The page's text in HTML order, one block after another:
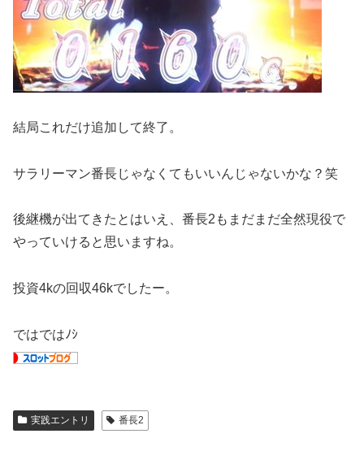
結局これだけ追加して終了。
サラリーマン番長じゃなくてもいいんじゃないかな？笑
後継機が出てきたとはいえ、番長2もまだまだ全然現役で
やっていけると思いますね。
投資4kの回収46kでしたー。
ではではﾉｼ
実践エントリ 番長2